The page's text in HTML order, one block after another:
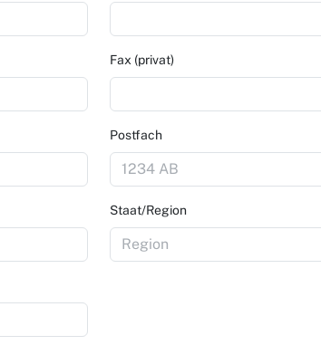
Fax (privat)
Postfach
Staat/Region